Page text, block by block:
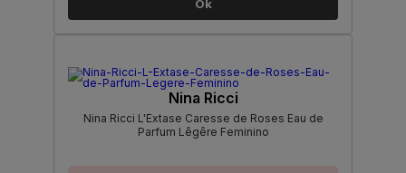
Ok
Nina Ricci
Nina Ricci L'Extase Caresse de Roses Eau de
Parfum Lêgêre Feminino